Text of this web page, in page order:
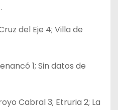
del Eje 4; Villa de
1; Sin datos de
Cabral 3; Etruria 2; La